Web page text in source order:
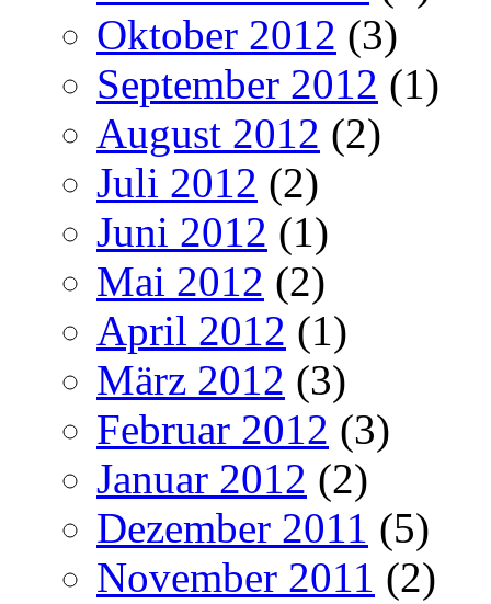
Oktober 2012 (3)
September 2012 (1)
August 2012 (2)
Juli 2012 (2)
Juni 2012 (1)
Mai 2012 (2)
April 2012 (1)
März 2012 (3)
Februar 2012 (3)
Januar 2012 (2)
Dezember 2011 (5)
November 2011 (2)